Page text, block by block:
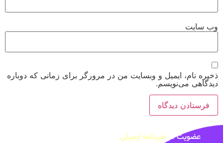
وب‌ سایت
ذخیره نام، ایمیل و وبسایت من در مرورگر برای زمانی که دوباره
دیدگاهی می‌نویسم.
عضویت در خبرنامه ایمیلی